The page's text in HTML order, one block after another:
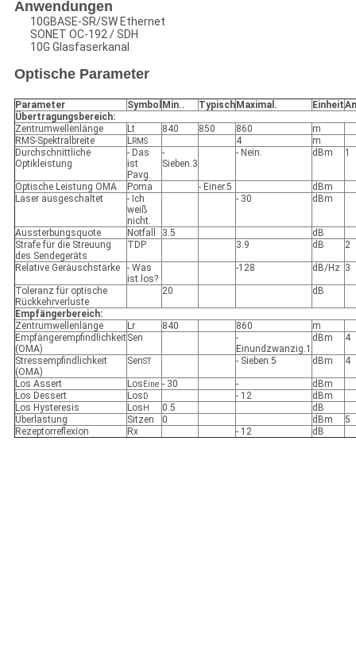
Anwendungen
10GBASE-SR/SW Ethernet
SONET OC-192 / SDH
10G Glasfaserkanal
Optische Parameter
Parameter Symbol Min.. Typisch Maximal . Einheit
Übertragungsbereich:
Zentrumwellenlänge
Lt 840 850 860
m
RMS-Spektralbreite
LRMS 4
m
Durchschnittliche
Optikleistung
- Das
ist
Pavg.
-
Sieben.3
- Nein. dBm 1
Optische Leistung OMA Poma - Einer.5
dBm
Laser ausgeschaltet
- Ich
weiß
nicht.
- 30 dBm
Aussterbungsquote Notfall 3.5
dB
Strafe für die Streuung
des Sendegeräts
TDP 3.9 dB 2
Relative Geräuschstärke
- Was
ist los?
-128 dB/Hz 3
Toleranz für optische
Rückkehrverluste
20 dB
Empfängerbereich:
Zentrumwellenlänge
Lr 840 860
m
Empfängerempfindlichkeit
(OMA)
Sen
-
Einundzwanzig.1
dBm 4
Stressempfindlichkeit
(OMA)
SenST - Sieben.5 dBm 4
Los Assert Los Eine - 30 -
dBm
Los Dessert
Los D - 12
dBm
Los Hysteresis
Los H 0.5
dB
Überlastung
Sitzen 0 dBm
5
Rezeptorreflexion
Rx - 12 dB